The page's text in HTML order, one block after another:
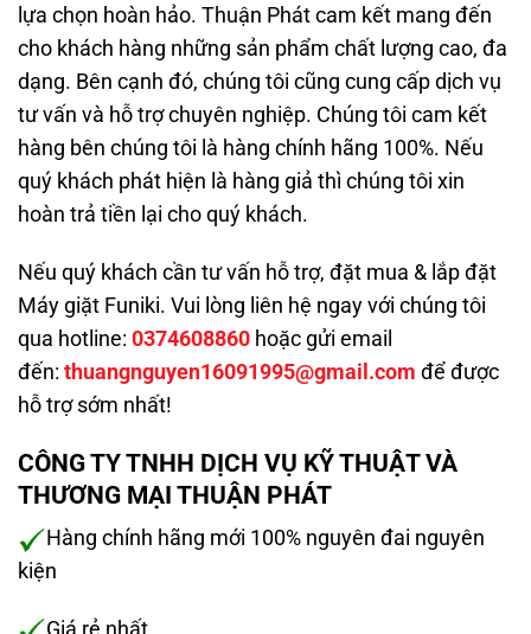
lựa chọn hoàn hảo. Thuận Phát cam kết mang đến
cho khách hàng những sản phẩm chất lượng cao, đa
dạng. Bên cạnh đó, chúng tôi cũng cung cấp dịch vụ
tư vấn và hỗ trợ chuyên nghiệp. Chúng tôi cam kết
hàng bên chúng tôi là hàng chính hãng 100%. Nếu
quý khách phát hiện là hàng giả thì chúng tôi xin
hoàn trả tiền lại cho quý khách.
Nếu quý khách cần tư vấn hỗ trợ, đặt mua & lắp đặt
Máy giặt Funiki. Vui lòng liên hệ ngay với chúng tôi
qua hotline: 0374608860 hoặc gửi email
đến: thuangnguyen16091995@gmail.com để được
hỗ trợ sớm nhất!
CÔNG TY TNHH DỊCH VỤ KỸ THUẬT VÀ
THƯƠNG MẠI THUẬN PHÁT
Hàng chính hãng mới 100% nguyên đai nguyên
kiện